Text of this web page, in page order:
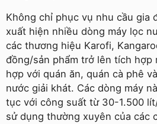
Không chỉ phục vụ nhu cầu gia
xuất hiện nhiều dòng máy lọc
các thương hiệu Karofi,
đồng/sản phẩm trở lên tích hợp
hợp với quán ăn, quán cà phê
nước giải khát. Các dòng máy
tục với công suất từ 30-1.500
sử dụng thường xuyên của các